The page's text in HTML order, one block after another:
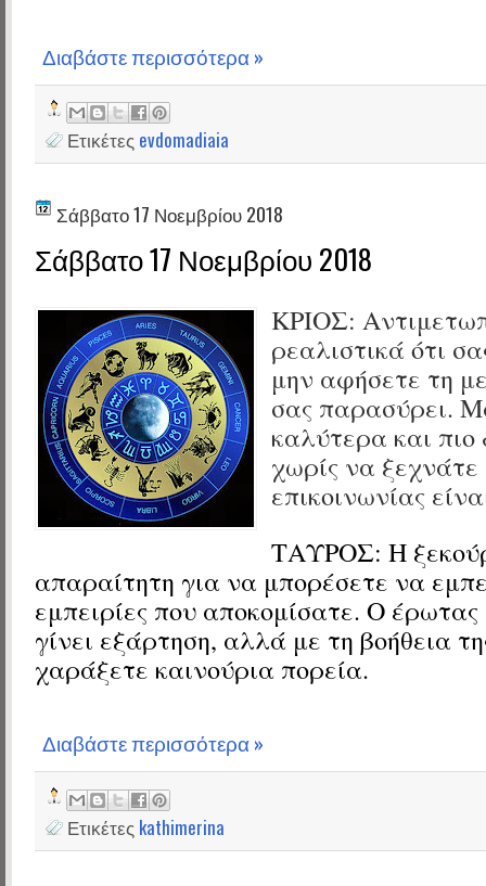
Διαβάστε περισσότερα »
Ετικέτες evdomadiaia
Σάββατο 17 Νοεμβρίου 2018
Σάββατο 17 Νοεμβρίου 2018
ΚΡΙΟΣ:
ρεαλιστικά ότι
μην αφήσετε τη
σας παρασύρει.
καλύτερα και πιο
χωρίς να
επικοινωνίας
ΤΑΥΡΟΣ: Η
απαραίτητη για να μπορέσετε να
εμπειρίες που αποκομίσατε. Ο
γίνει εξάρτηση, αλλά με τη βοήθεια
χαράξετε καινούρια πορεία.
Διαβάστε περισσότερα »
Ετικέτες kathimerina